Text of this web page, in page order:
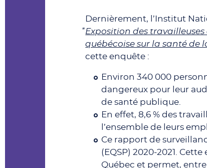
Dernièrement, l’Institut
̎Exposition des
québécoise sur la santé de
cette enquête :
Environ 340 000
dangereux pour leur
de santé publique.
En effet, 8,6 % des
l’ensemble de leurs
Ce rapport de
(EQSP) 2020-2021.
Québec et permet,